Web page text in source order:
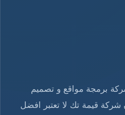
برمجة مواقع و تصميم
قيمة تك لا تعتبر افضل